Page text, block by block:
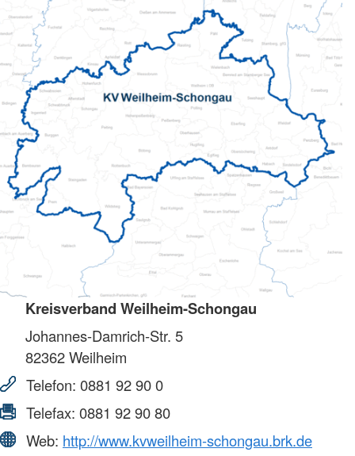
Kreisverband Weilheim-Schongau
Johannes-Damrich-Str. 5
82362Weilheim
Telefon: 0881 92 90 0
Telefax: 0881 92 90 80
Web: http://www.kvweilheim-schongau.brk.de